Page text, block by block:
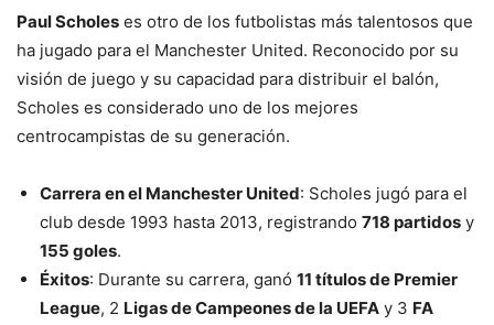
Paul Scholes es otro de los futbolistas más talentosos que
ha jugado para el Manchester United. Reconocido por su
visión de juego y su capacidad para distribuir el balón,
Scholes es considerado uno de los mejores
centrocampistas de su generación.
Carrera en el Manchester United: Scholes jugó para el
club desde 1993 hasta 2013, registrando 718 partidos y
155 goles.
Éxitos: Durante su carrera, ganó 11 títulos de Premier
League, 2 Ligas de Campeones de la UEFA y 3 FA